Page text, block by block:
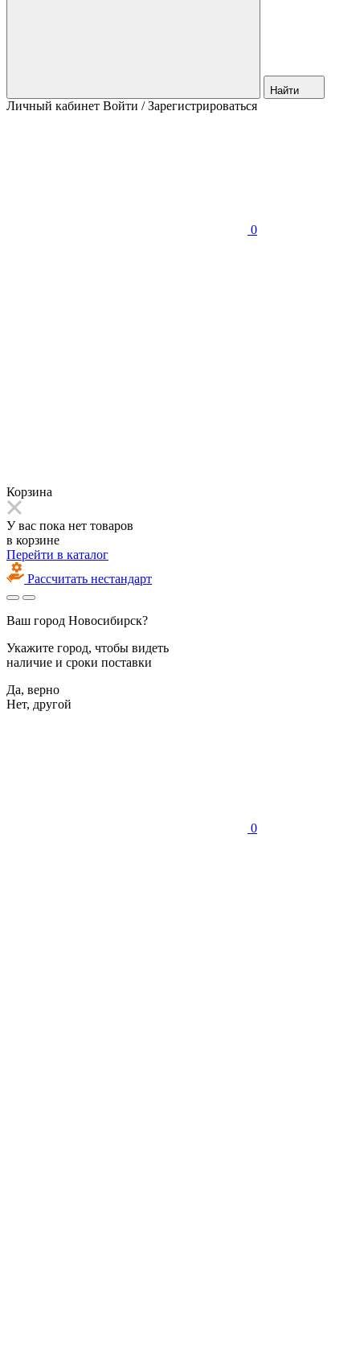
Найти
Личный кабинет Войти / Зарегистрироваться
0
Корзина
У вас пока нет товаров
в корзине
Перейти в каталог
Рассчитать нестандарт
Ваш город Новосибирск?
Укажите город, чтобы видеть
наличие и сроки поставки
Да, верно
Нет, другой
0